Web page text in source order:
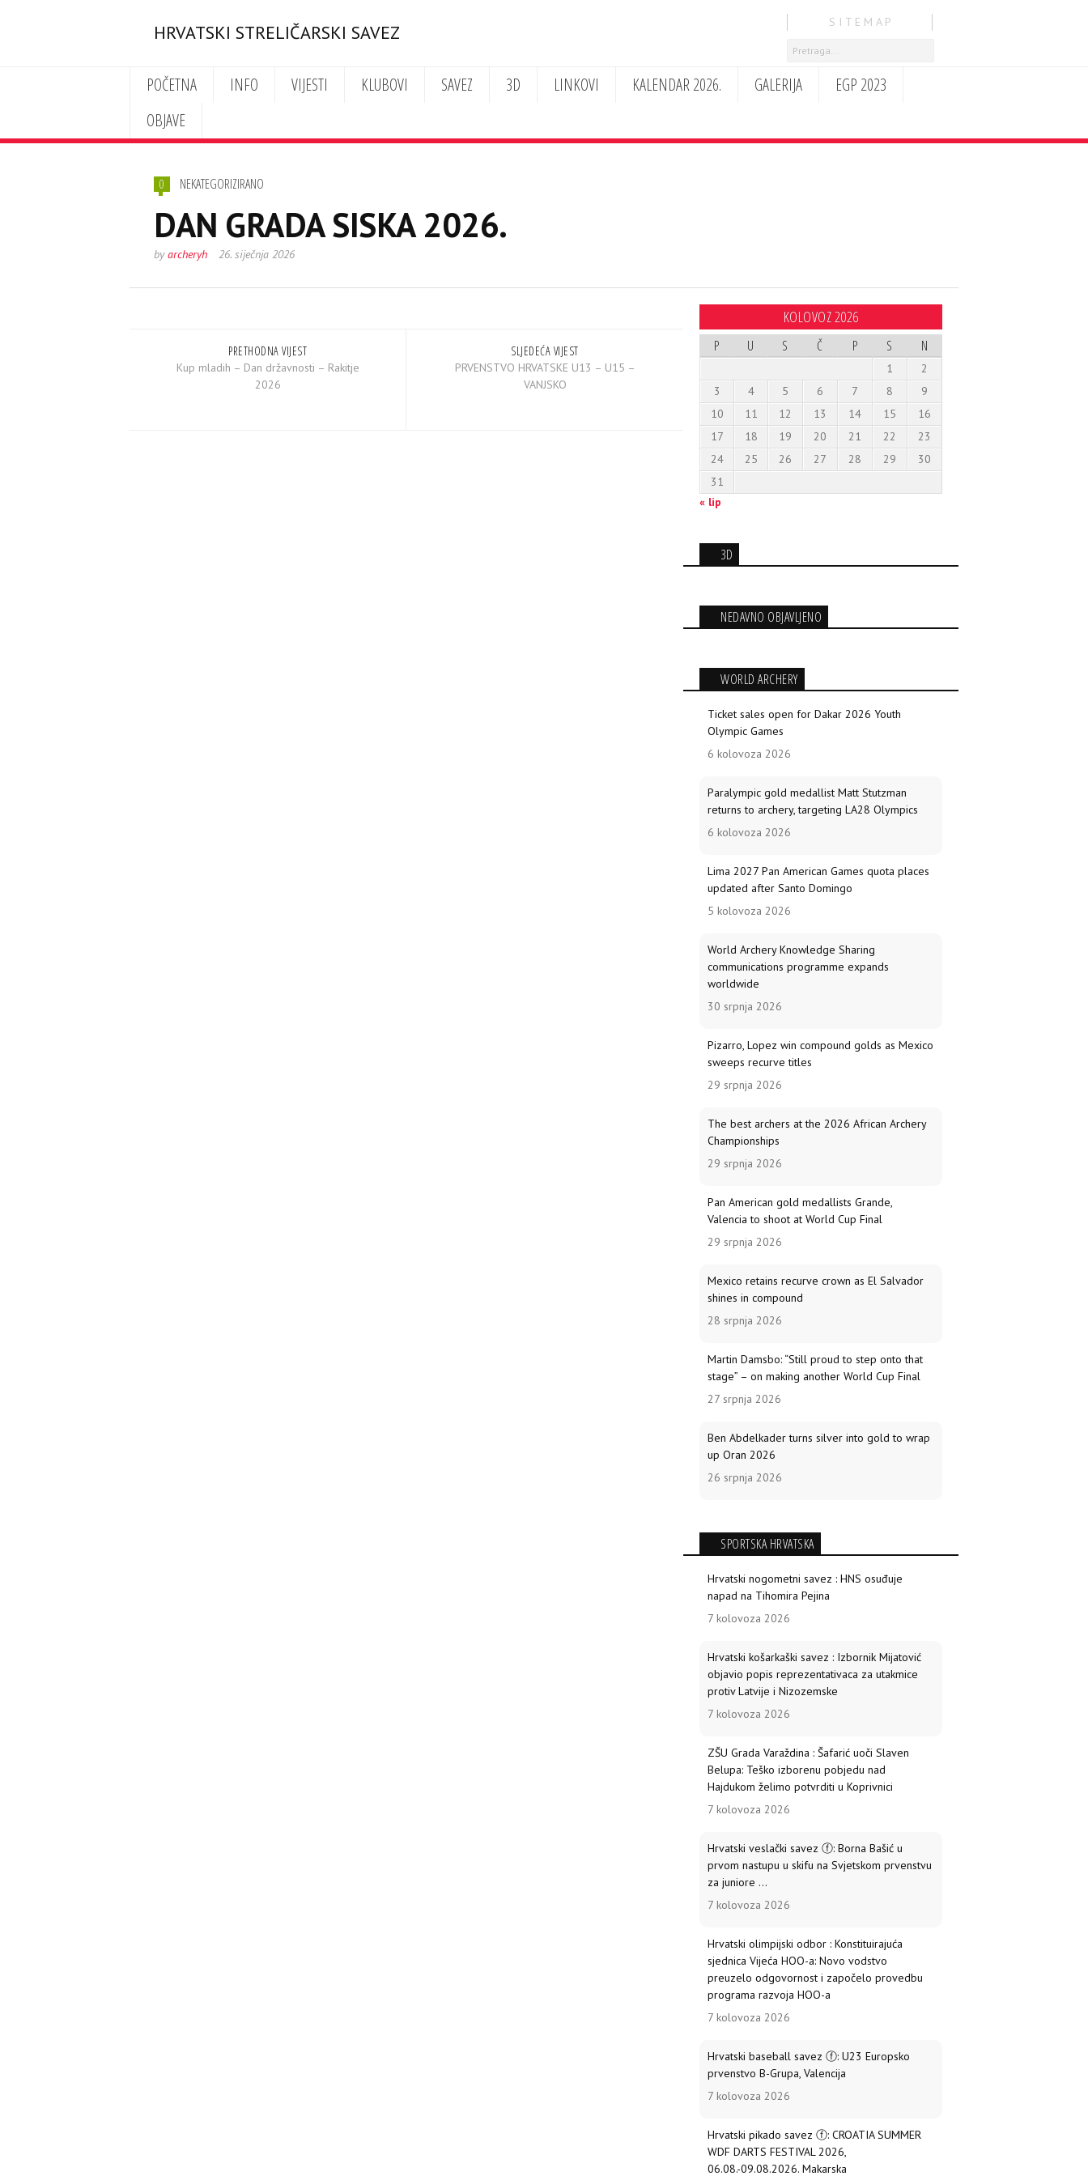
HRVATSKI STRELIČARSKI SAVEZ S I T E M A P
POČETNA INFO VIJESTI KLUBOVI SAVEZ 3D LINKOVI KALENDAR 2026. GALERIJA
EGP 2023
OBJAVE
0 NEKATEGORIZIRANO
DAN GRADA SISKA 2026.
byarcheryh 26. siječnja 2026
PRETHODNA VIJEST
Kup mladih – Dan državnosti – Rakitje
2026
SLJEDEĆA VIJEST
PRVENSTVO HRVATSKE U13 – U15 –
VANJSKO
KOLOVOZ 2026
P U S Č P S N
1
2
3
4 5 6 7 8
9
10
11 12 13 14 15
16
17
18 19 20 21 22
23
24
25 26 27 28 29
30
31
« lip
3D
NEDAVNO OBJAVLJENO
WORLD ARCHERY
Ticket sales open for Dakar 2026 Youth
Olympic Games
6 kolovoza 2026
Paralympic gold medallist Matt Stutzman
returns to archery, targeting LA28 Olympics
6 kolovoza 2026
Lima 2027 Pan American Games quota places
updated after Santo Domingo
5 kolovoza 2026
World Archery Knowledge Sharing
communications programme expands
worldwide
30 srpnja 2026
Pizarro, Lopez win compound golds as Mexico
sweeps recurve titles
29 srpnja 2026
The best archers at the 2026 African Archery
Championships
29 srpnja 2026
Pan American gold medallists Grande,
Valencia to shoot at World Cup Final
29 srpnja 2026
Mexico retains recurve crown as El Salvador
shines in compound
28 srpnja 2026
Martin Damsbo: “Still proud to step onto that
stage” – on making another World Cup Final
27 srpnja 2026
Ben Abdelkader turns silver into gold to wrap
up Oran 2026
26 srpnja 2026
SPORTSKA HRVATSKA
Hrvatski nogometni savez : HNS osuđuje
napad na Tihomira Pejina
7 kolovoza 2026
Hrvatski košarkaški savez : Izbornik Mijatović
objavio popis reprezentativaca za utakmice
protiv Latvije i Nizozemske
7 kolovoza 2026
ZŠU Grada Varaždina : Šafarić uoči Slaven
Belupa: Teško izborenu pobjedu nad
Hajdukom želimo potvrditi u Koprivnici
7 kolovoza 2026
Hrvatski veslački savez ⓕ: Borna Bašić u
prvom nastupu u skifu na Svjetskom prvenstvu
za juniore ...
7 kolovoza 2026
Hrvatski olimpijski odbor : Konstituirajuća
sjednica Vijeća HOO-a: Novo vodstvo
preuzelo odgovornost i započelo provedbu
programa razvoja HOO-a
7 kolovoza 2026
Hrvatski baseball savez ⓕ: U23 Europsko
prvenstvo B-Grupa, Valencija
7 kolovoza 2026
Hrvatski pikado savez ⓕ: CROATIA SUMMER
WDF DARTS FESTIVAL 2026,
06.08.-09.08.2026. Makarska